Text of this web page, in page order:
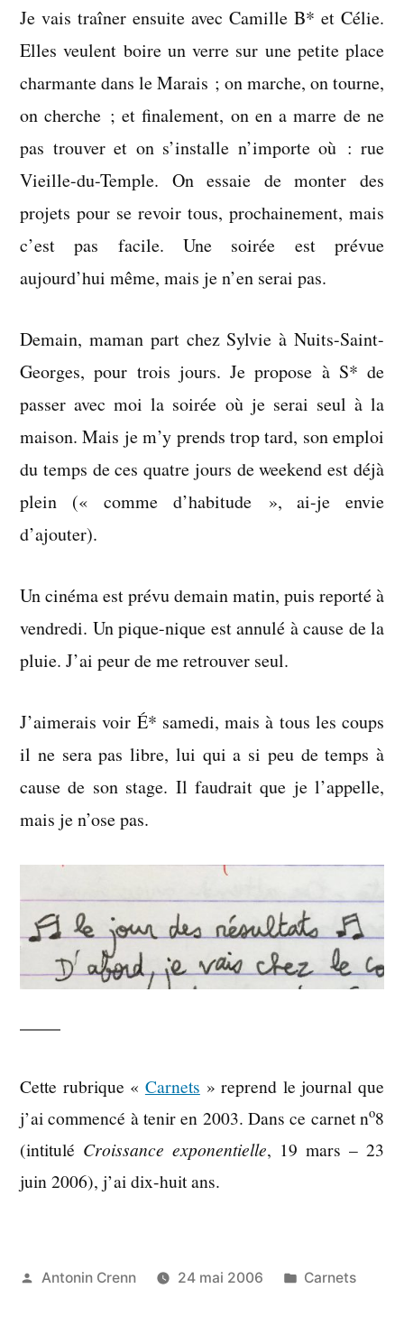
Je vais traîner ensuite avec Camille B* et Célie.
Elles veulent boire un verre sur une petite place
charmante dans le Marais ; on marche, on tourne,
on cherche ; et finalement, on en a marre de ne
pas trouver et on s’installe n’importe où : rue
Vieille-du-Temple. On essaie de monter des
projets pour se revoir tous, prochainement, mais
c’est pas facile. Une soirée est prévue
aujourd’hui même, mais je n’en serai pas.
Demain, maman part chez Sylvie à Nuits-Saint-
Georges, pour trois jours. Je propose à S* de
passer avec moi la soirée où je serai seul à la
maison. Mais je m’y prends trop tard, son emploi
du temps de ces quatre jours de weekend est déjà
plein (« comme d’habitude », ai-je envie
d’ajouter).
Un cinéma est prévu demain matin, puis reporté à
vendredi. Un pique-nique est annulé à cause de la
pluie. J’ai peur de me retrouver seul.
J’aimerais voir É* samedi, mais à tous les coups
il ne sera pas libre, lui qui a si peu de temps à
cause de son stage. Il faudrait que je l’appelle,
mais je n’ose pas.
Cette rubrique « Carnets » reprend le journal que
j’ai commencé à tenir en 2003. Dans ce carnet no8
(intitulé Croissance exponentielle, 19 mars – 23
juin 2006), j’ai dix-huit ans.
Publié
Antonin Crenn 24 mai 2006
Publié
Carnets